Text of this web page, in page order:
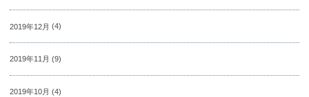
2019年12月 (4)
2019年11月 (9)
2019年10月 (4)